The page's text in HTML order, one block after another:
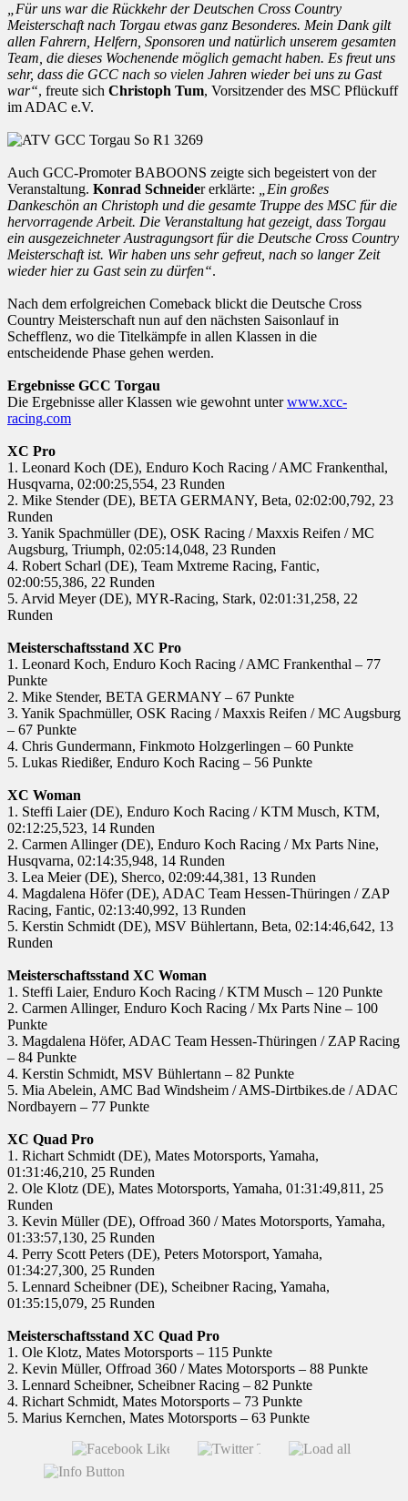
„Für uns war die Rückkehr der Deutschen Cross Country
Meisterschaft nach Torgau etwas ganz Besonderes. Mein Dank gilt
allen Fahrern, Helfern, Sponsoren und natürlich unserem gesamten
Team, die dieses Wochenende möglich gemacht haben. Es freut uns
sehr, dass die GCC nach so vielen Jahren wieder bei uns zu Gast
war“, freute sich Christoph Tum, Vorsitzender des MSC Pflückuff
im ADAC e.V.
Auch GCC-Promoter BABOONS zeigte sich begeistert von der
Veranstaltung. Konrad Schneider erklärte:
„Ein großes
Dankeschön an Christoph und die gesamte Truppe des MSC für die
hervorragende Arbeit. Die Veranstaltung hat gezeigt, dass Torgau
ein ausgezeichneter Austragungsort für die Deutsche Cross Country
Meisterschaft ist. Wir haben uns sehr gefreut, nach so langer Zeit
wieder hier zu Gast sein zu dürfen“.
Nach dem erfolgreichen Comeback blickt die Deutsche Cross
Country Meisterschaft nun auf den nächsten Saisonlauf in
Schefflenz, wo die Titelkämpfe in allen Klassen in die
entscheidende Phase gehen werden.
Ergebnisse GCC Torgau
Die Ergebnisse aller Klassen wie gewohnt unterwww.xcc-
racing.com
XC Pro
1. Leonard Koch (DE), Enduro Koch Racing / AMC Frankenthal,
Husqvarna, 02:00:25,554, 23 Runden
2. Mike Stender (DE), BETA GERMANY, Beta, 02:02:00,792, 23
Runden
3. Yanik Spachmüller (DE), OSK Racing / Maxxis Reifen / MC
Augsburg, Triumph, 02:05:14,048, 23 Runden
4. Robert Scharl (DE), Team Mxtreme Racing, Fantic,
02:00:55,386, 22 Runden
5. Arvid Meyer (DE), MYR-Racing, Stark, 02:01:31,258, 22
Runden
Meisterschaftsstand XC Pro
1. Leonard Koch, Enduro Koch Racing / AMC Frankenthal – 77
Punkte
2. Mike Stender, BETA GERMANY – 67 Punkte
3. Yanik Spachmüller, OSK Racing / Maxxis Reifen / MC Augsburg
– 67 Punkte
4. Chris Gundermann, Finkmoto Holzgerlingen – 60 Punkte
5. Lukas Riedißer, Enduro Koch Racing – 56 Punkte
XC Woman
1. Steffi Laier (DE), Enduro Koch Racing / KTM Musch, KTM,
02:12:25,523, 14 Runden
2. Carmen Allinger (DE), Enduro Koch Racing / Mx Parts Nine,
Husqvarna, 02:14:35,948, 14 Runden
3. Lea Meier (DE), Sherco, 02:09:44,381, 13 Runden
4. Magdalena Höfer (DE), ADAC Team Hessen-Thüringen / ZAP
Racing, Fantic, 02:13:40,992, 13 Runden
5. Kerstin Schmidt (DE), MSV Bühlertann, Beta, 02:14:46,642, 13
Runden
Meisterschaftsstand XC Woman
1. Steffi Laier, Enduro Koch Racing / KTM Musch – 120 Punkte
2. Carmen Allinger, Enduro Koch Racing / Mx Parts Nine – 100
Punkte
3. Magdalena Höfer, ADAC Team Hessen-Thüringen / ZAP Racing
– 84 Punkte
4. Kerstin Schmidt, MSV Bühlertann – 82 Punkte
5. Mia Abelein, AMC Bad Windsheim / AMS-Dirtbikes.de / ADAC
Nordbayern – 77 Punkte
XC Quad Pro
1. Richart Schmidt (DE), Mates Motorsports, Yamaha,
01:31:46,210, 25 Runden
2. Ole Klotz (DE), Mates Motorsports, Yamaha, 01:31:49,811, 25
Runden
3. Kevin Müller (DE), Offroad 360 / Mates Motorsports, Yamaha,
01:33:57,130, 25 Runden
4. Perry Scott Peters (DE), Peters Motorsport, Yamaha,
01:34:27,300, 25 Runden
5. Lennard Scheibner (DE), Scheibner Racing, Yamaha,
01:35:15,079, 25 Runden
Meisterschaftsstand XC Quad Pro
1. Ole Klotz, Mates Motorsports – 115 Punkte
2. Kevin Müller, Offroad 360 / Mates Motorsports – 88 Punkte
3. Lennard Scheibner, Scheibner Racing – 82 Punkte
4. Richart Schmidt, Mates Motorsports – 73 Punkte
5. Marius Kernchen, Mates Motorsports – 63 Punkte